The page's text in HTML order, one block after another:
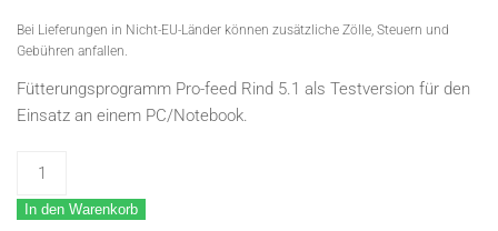
Bei Lieferungen in Nicht-EU-Länder können zusätzliche Zölle, Steuern und
Gebühren anfallen.
Fütterungsprogramm Pro-feed Rind 5.1 als Testversion für den
Einsatz an einem PC/Notebook.
1571
feed
In den Warenkorb